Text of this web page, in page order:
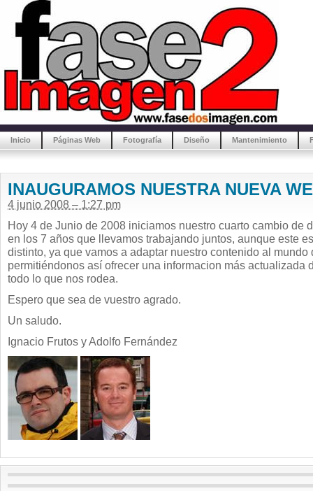
Inicio Páginas Web Fotografía Diseño Mantenimiento
INAUGURAMOS NUESTRA NUEVA
4 junio 2008 – 1:27 pm
Hoy 4 de Junio de 2008 iniciamos nuestro cuarto cambio de
en los 7 años que llevamos trabajando juntos, aunque este
distinto, ya que vamos a adaptar nuestro contenido al mundo
permitiéndonos así ofrecer una informacion más actualizada
todo lo que nos rodea.
Espero que sea de vuestro agrado.
Un saludo.
Ignacio Frutos y Adolfo Fernández